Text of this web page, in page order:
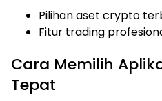
Pilihan aset crypto
Fitur trading
Cara Memilih
Tepat